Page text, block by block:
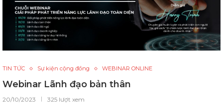
TIN TỨC Sự kiện cộng đồng WEBINAR ONLINE
Webinar Lãnh đạo bản thân
20/10/2023 325 lượt xem